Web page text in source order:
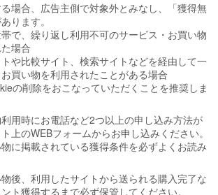
場合、広告主側で対象外とみなし、「獲得無
ります。
で、繰り返し利用不可のサービス・お買い物
場合
トや比較サイト、検索サイトなどを経由して一
買い物を利用されたことがある場合
の削除をおこなっていただくことを推奨しま
用時にお電話など2つ以上の申し込み方法が
上のWEBフォームからお申し込みください。
に掲載されている獲得条件を必ずよくお読み
後、利用したサイトから送られる購入完了な
ト獲得するまで必ず保管してください。